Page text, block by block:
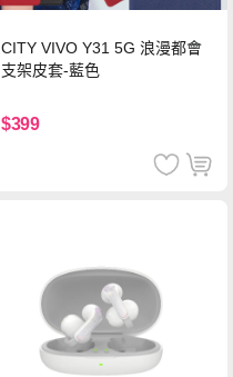
CITY VIVO Y31 5G 浪漫都會
支架皮套-藍色
$399